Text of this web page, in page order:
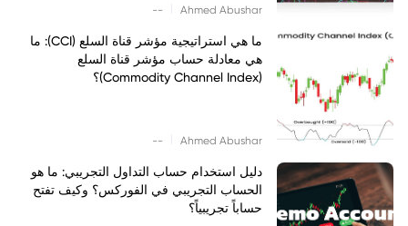
Ahmed Abushar
--
ما هي استراتيجية مؤشر قناة السلع (CCI): ما
هي معادلة حساب مؤشر قناة السلع
(Commodity Channel Index)؟
Ahmed Abushar
--
دليل استخدام حساب التداول التجريبي: ما هو
الحساب التجريبي في الفوركس؟ وكيف تفتح
حساباً تجريبياً؟